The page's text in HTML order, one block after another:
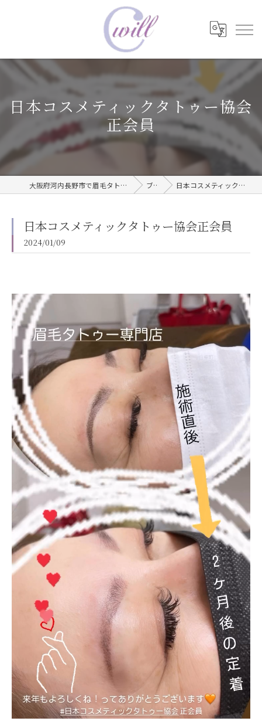
日本コスメティックタトゥー協会
正会員
大阪府河内長野市で眉毛タトゥーならwill care サロン ブログ 日本コスメティックタトゥー協会正会員
日本コスメティックタトゥー協会正会員
2024/01/09